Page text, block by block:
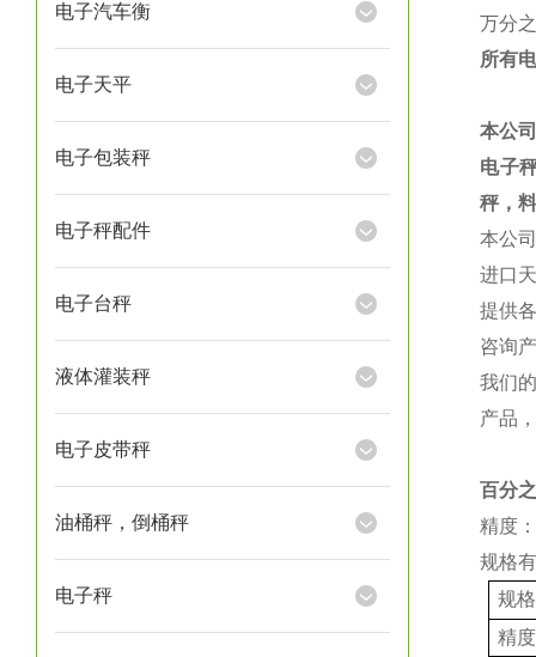
电子汽车衡
电子天平
电子包装秤
电子秤配件
电子台秤
液体灌装秤
电子皮带秤
油桶秤，倒桶秤
电子秤
万分
所有
本公
电子
秤，
本公
进口
提供
咨询
我们
产品
百分
精度
规格
规格
精度